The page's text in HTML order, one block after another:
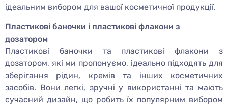
ідеальним вибором для вашої косметичної продукції.
Пластикові баночки і пластикові флакони з
дозатором
Пластикові баночки та пластикові флакони з
дозатором, які ми пропонуємо, ідеально підходять для
зберігання рідин, кремів та інших косметичних
засобів. Вони легкі, зручні у використанні та мають
сучасний дизайн, що робить їх популярним вибором